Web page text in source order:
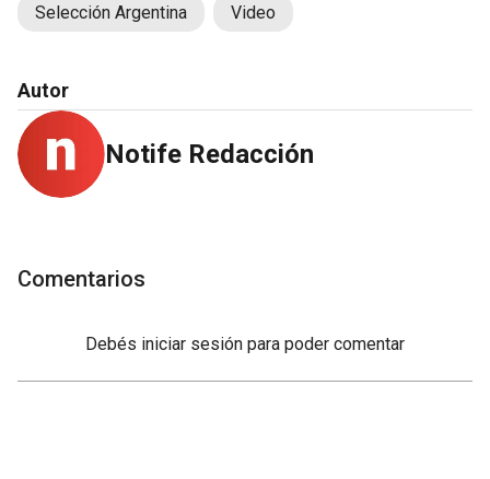
Selección Argentina Video
Autor
Notife Redacción
Comentarios
Debés iniciar sesión para poder comentar